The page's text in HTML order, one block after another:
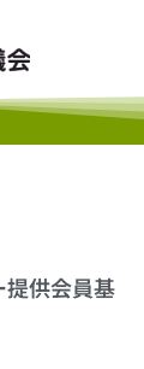
提供会員基